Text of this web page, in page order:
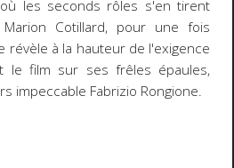
les seconds rôles s'en tirent
Cotillard, pour une fois
révèle à la hauteur de l'exigence
le film sur ses frêles épaules,
impeccable Fabrizio Rongione.